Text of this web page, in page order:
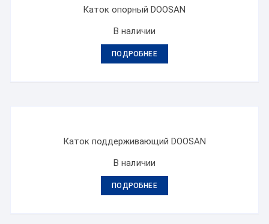
Каток опорный DOOSAN
В наличии
ПОДРОБНЕЕ
Каток поддерживающий DOOSAN
В наличии
ПОДРОБНЕЕ